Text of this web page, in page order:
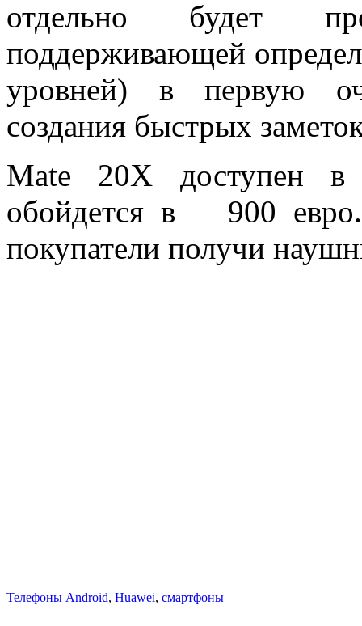
отдельно будет
поддерживающей
уровней) в первую
создания быстрых
Mate 20X доступен в
обойдется в 900
покупатели получи
Телефоны Android, Huawei, смартфоны